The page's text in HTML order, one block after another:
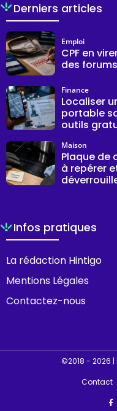
Derniers articles
CPF en
des
Emploi
Localiser
portable
outils
Finance
Plaque de
à repérer
Maison
Infos pratiques
La rédaction Hintigo
Mentions Légales
Contactez-nous
©2018 - 2026 |
Contact